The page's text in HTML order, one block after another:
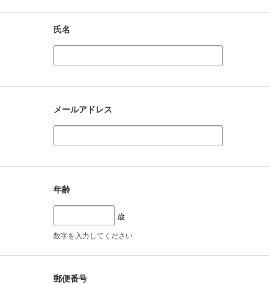
氏名
メールアドレス
年齢
歳
数字を入力してください
郵便番号